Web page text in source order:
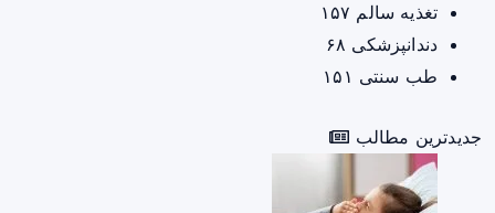
تغذیه سالم ۱۵۷
دندانپزشکی ۶۸
طب سنتی ۱۵۱
جدیدترین مطالب